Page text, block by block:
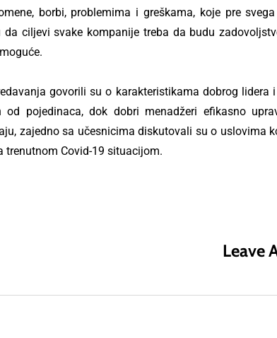
borbi, problemima i greškama, koje pre
da ciljevi svake kompanije treba da budu
govorili su o karakteristikama dobrog
od pojedinaca, dok dobri menadžeri efikasno
zajedno sa učesnicima diskutovali su o
trenutnom Covid-19 situacijom.
Leave